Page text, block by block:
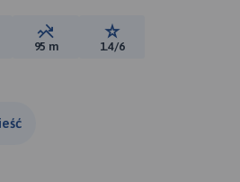
przewyższeń:Suma spadków:
95 m Ocena trasy:
1.4/6